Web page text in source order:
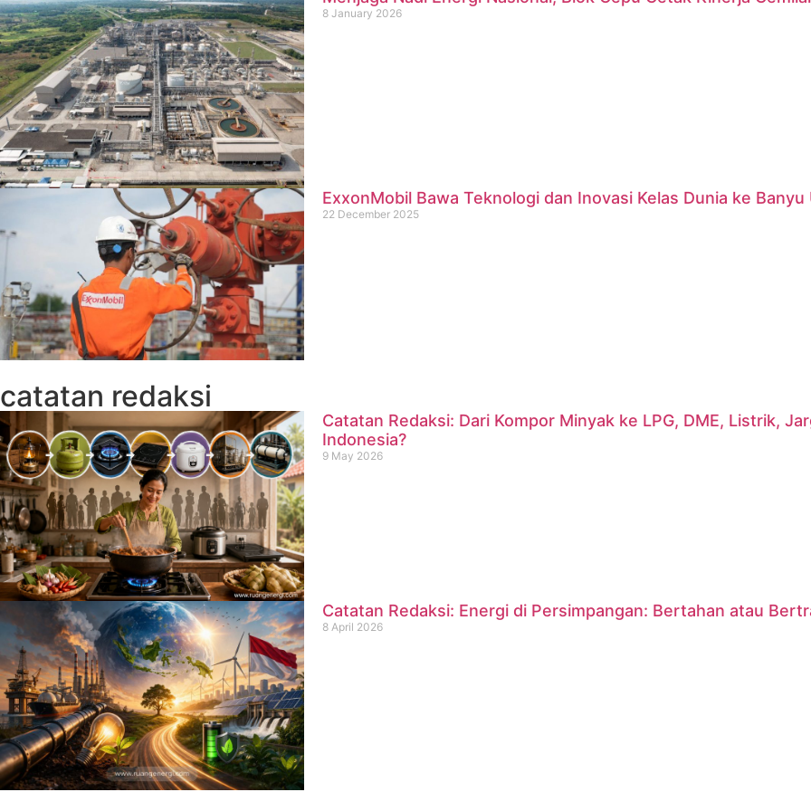
8 January 2026
ExxonMobil Bawa Teknologi dan Inovasi Kelas Dunia ke Banyu
22 December 2025
catatan redaksi
Catatan Redaksi: Dari Kompor Minyak ke LPG, DME, Listrik,
Indonesia?
9 May 2026
Catatan Redaksi: Energi di Persimpangan: Bertahan atau
8 April 2026